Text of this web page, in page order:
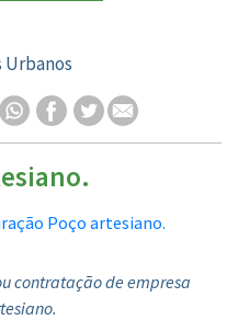
Urbanos
contratação de empresa